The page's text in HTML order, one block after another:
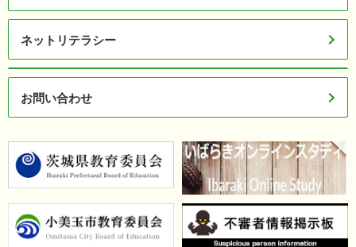
ネットリテラシー
お問い合わせ